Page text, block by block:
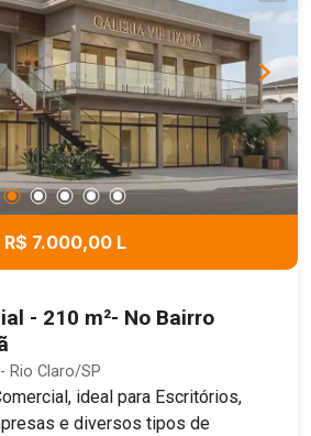
R$ 7.000,00 L
- 210 m²- No Bairro
Rio Claro/SP
ideal para Escritórios,
e diversos tipos de